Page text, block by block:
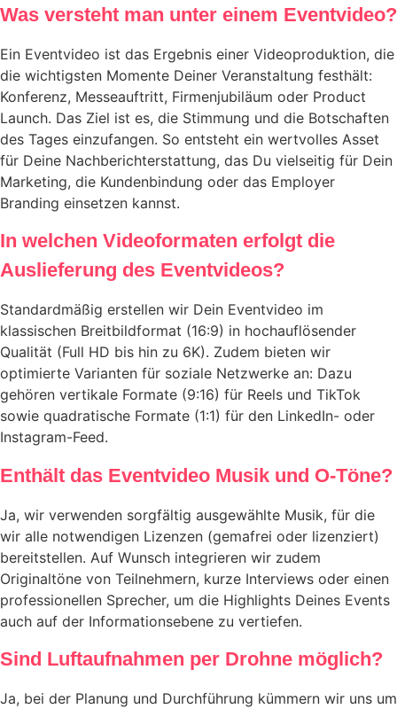
Was versteht man unter einem Eventvideo?
Ein Eventvideo ist das Ergebnis einer Videoproduktion, die
die wichtigsten Momente Deiner Veranstaltung festhält:
Konferenz, Messeauftritt, Firmenjubiläum oder Product
Launch. Das Ziel ist es, die Stimmung und die Botschaften
des Tages einzufangen. So entsteht ein wertvolles Asset
für Deine Nachberichterstattung, das Du vielseitig für Dein
Marketing, die Kundenbindung oder das Employer
Branding einsetzen kannst.
In welchen Videoformaten erfolgt die
Auslieferung des Eventvideos?
Standardmäßig erstellen wir Dein Eventvideo im
klassischen Breitbildformat (16:9) in hochauflösender
Qualität (Full HD bis hin zu 6K). Zudem bieten wir
optimierte Varianten für soziale Netzwerke an: Dazu
gehören vertikale Formate (9:16) für Reels und TikTok
sowie quadratische Formate (1:1) für den LinkedIn- oder
Instagram-Feed.
Enthält das Eventvideo Musik und O-Töne?
Ja, wir verwenden sorgfältig ausgewählte Musik, für die
wir alle notwendigen Lizenzen (gemafrei oder lizenziert)
bereitstellen. Auf Wunsch integrieren wir zudem
Originaltöne von Teilnehmern, kurze Interviews oder einen
professionellen Sprecher, um die Highlights Deines Events
auch auf der Informationsebene zu vertiefen.
Sind Luftaufnahmen per Drohne möglich?
Ja, bei der Planung und Durchführung kümmern wir uns um